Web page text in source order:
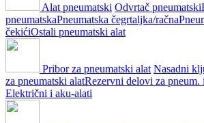
Alat pneumatski Odvrtač pneumatski
pneumatskaPneumatska čegrtaljka/račna
čekićiOstali pneumatski alat
Pribor za pneumatski alat Nasadni
za pneumatski alatRezervni delovi za pneum.
Električni i aku-alati